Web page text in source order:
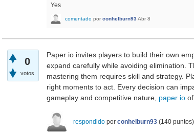
Yes
comentado por conhelburn93 Abr 8
0
votos
Paper io invites players to build their own
expand carefully while avoiding elimination.
mastering them requires skill and strategy.
right moments to act. Every decision can
gameplay and competitive nature, paper io
respondido por conhelburn93 (140 puntos)